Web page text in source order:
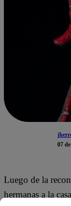
07
Luego de la
hermanas a la